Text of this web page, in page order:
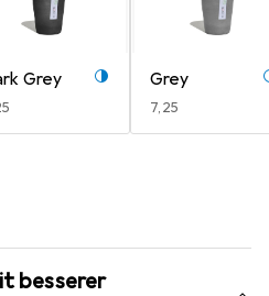
Grey Grey
EUR
7,25
besserer